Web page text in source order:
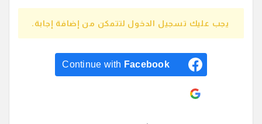
يجب عليك تسجيل الدخول لتتمكن من إضافة إجابة.
Continue with Facebook